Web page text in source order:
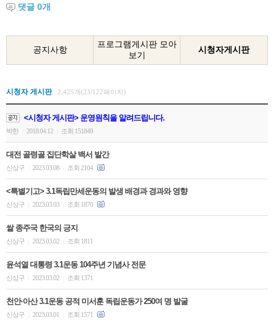
댓글 0개
공지사항
프로그램게시판 모아
보기
시청자게시판
시청자 게시판 2,425개(23/122페이지)
<시청자 게시판> 운영원칙을 알려드립니다.
박한 2018.04.12 조회 151849
대전 골령골 집단학살 백서 발간
신상구 2023.03.08 조회 2104
<특별기고> 3.1독립만세운동의 발생 배경과 경과와 영향
신상구 2023.03.03 조회 1870
쌀 종주국 한국의 긍지
신상구 2023.03.02 조회 1811
윤석열 대통령 3.1운동 104주년 기념사 전문
신상구 2023.03.02 조회 1371
천안·아산 3.1운동 공적 미서훈 독립운동가 250여 명 발굴
신상구 2023.03.01 조회 1571